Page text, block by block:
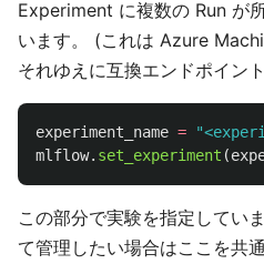
Experiment に複数の Run が
います。 (これは Azure
それゆえに互換エンドポイン
experiment_name = "
mlflow. set_experiment (
この部分で実験を指定してい
て管理したい場合はここを共